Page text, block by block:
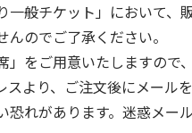
一般チケット」において
のでご了承ください。
」をご用意いたしますの
より、ご注文後にメール
恐れがあります。迷惑メ